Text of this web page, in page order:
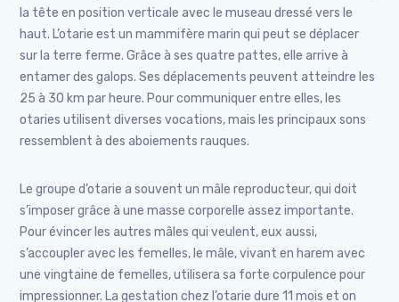
la tête en position verticale avec le museau dressé vers le
haut. L’otarie est un mammifère marin qui peut se déplacer
sur la terre ferme. Grâce à ses quatre pattes, elle arrive à
entamer des galops. Ses déplacements peuvent atteindre les
25 à 30 km par heure. Pour communiquer entre elles, les
otaries utilisent diverses vocations, mais les principaux sons
ressemblent à des aboiements rauques.
Le groupe d’otarie a souvent un mâle reproducteur, qui doit
s’imposer grâce à une masse corporelle assez importante.
Pour évincer les autres mâles qui veulent, eux aussi,
s’accoupler avec les femelles, le mâle, vivant en harem avec
une vingtaine de femelles, utilisera sa forte corpulence pour
impressionner. La gestation chez l’otarie dure 11 mois et on